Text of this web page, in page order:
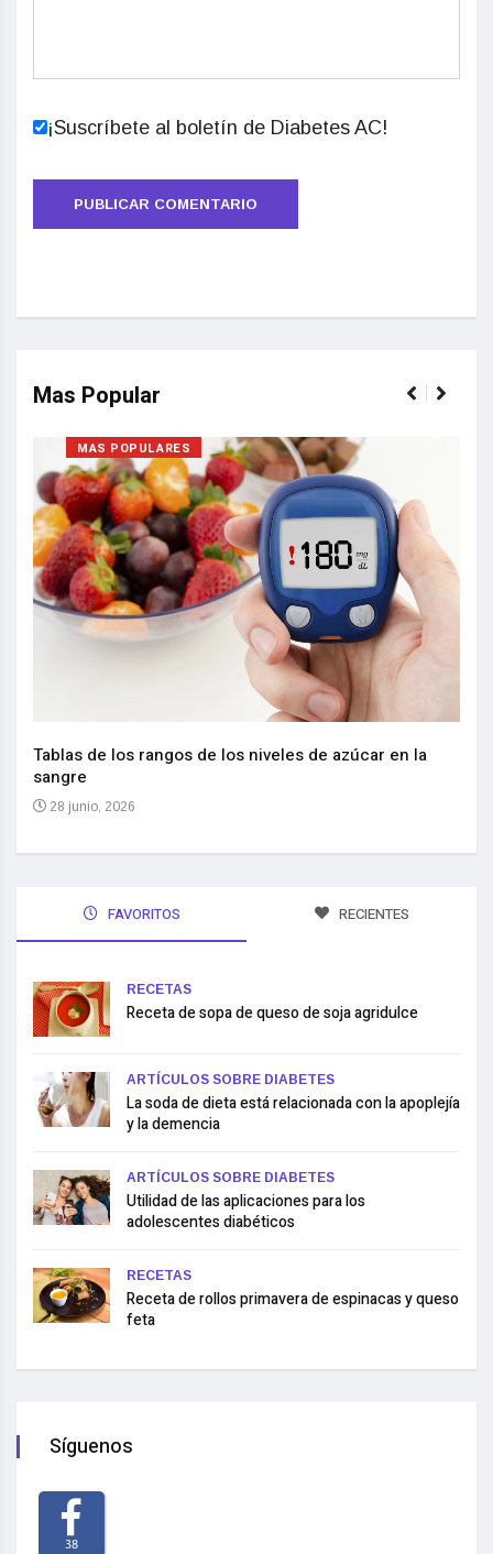
¡Suscríbete al boletín de Diabetes AC!
Mas Popular
MAS POPULARES
Tablas de los rangos de los niveles de azúcar en la
sangre
28 junio, 2026
FAVORITOS RECIENTES
RECETAS
Receta de sopa de queso de soja agridulce
ARTÍCULOS SOBRE DIABETES
La soda de dieta está relacionada con la apoplejía
y la demencia
ARTÍCULOS SOBRE DIABETES
Utilidad de las aplicaciones para los
adolescentes diabéticos
RECETAS
Receta de rollos primavera de espinacas y queso
feta
Síguenos
38